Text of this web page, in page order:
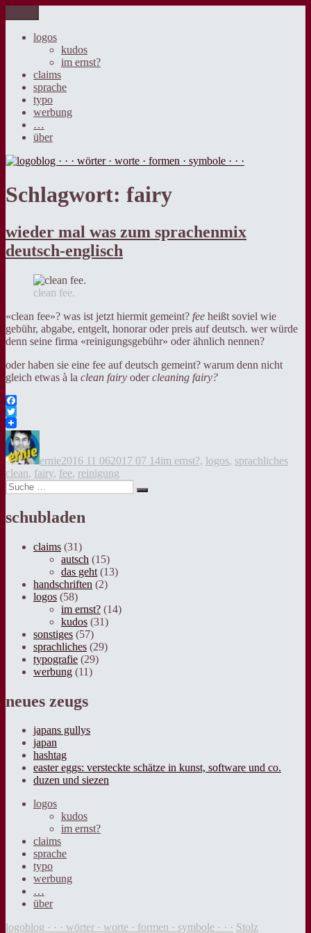
Inhalt
springen
logoblog · · · wörter · worte · formen · symbole · · ·
der blog über sprache, design und werbung.
logos
kudos
im ernst?
claims
sprache
typo
werbung
…
über
Schlagwort: fairy
wieder mal was zum sprachenmix
deutsch-englisch
clean fee.
«clean fee»? was ist jetzt hiermit gemeint? fee heißt soviel wie
gebühr, abgabe, entgelt, honorar oder preis auf deutsch. wer würde
denn seine firma «reinigungsgebühr» oder ähnlich nennen?
oder haben sie eine fee auf deutsch gemeint? warum denn nicht
gleich etwas à la clean fairy odercleaning fairy?
Facebook
Twitter
ernie2016 11 062017 07 14im ernst?, logos, sprachliches
clean, fairy, fee, reinigung
Suche
nach:
Suche
schubladen
claims (31)
autsch (15)
das geht (13)
handschriften (2)
logos (58)
im ernst? (14)
kudos (31)
sonstiges (57)
sprachliches (29)
typografie (29)
werbung (11)
neues zeugs
japans gullys
japan
hashtag
easter eggs: versteckte schätze in kunst, software und co.
duzen und siezen
logos
kudos
im ernst?
claims
sprache
typo
werbung
…
über
logoblog · · · wörter · worte · formen · symbole · · · Stolz